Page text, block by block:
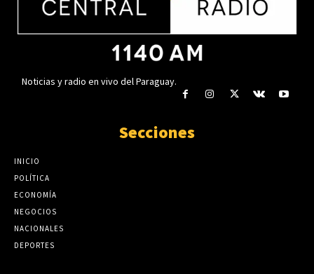
insuficiente
Noticias y radio en vivo del Paraguay.
Secciones
INICIO
POLÍTICA
ECONOMÍA
NEGOCIOS
NACIONALES
DEPORTES